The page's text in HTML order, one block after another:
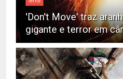
'Don't Move' traz
gigante e terror em